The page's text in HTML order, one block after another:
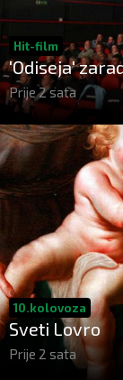
Hit-film
'Odiseja'
postala
Prije 2 sata
10.kolovoza
Sveti Lovro
Prije 2 sata